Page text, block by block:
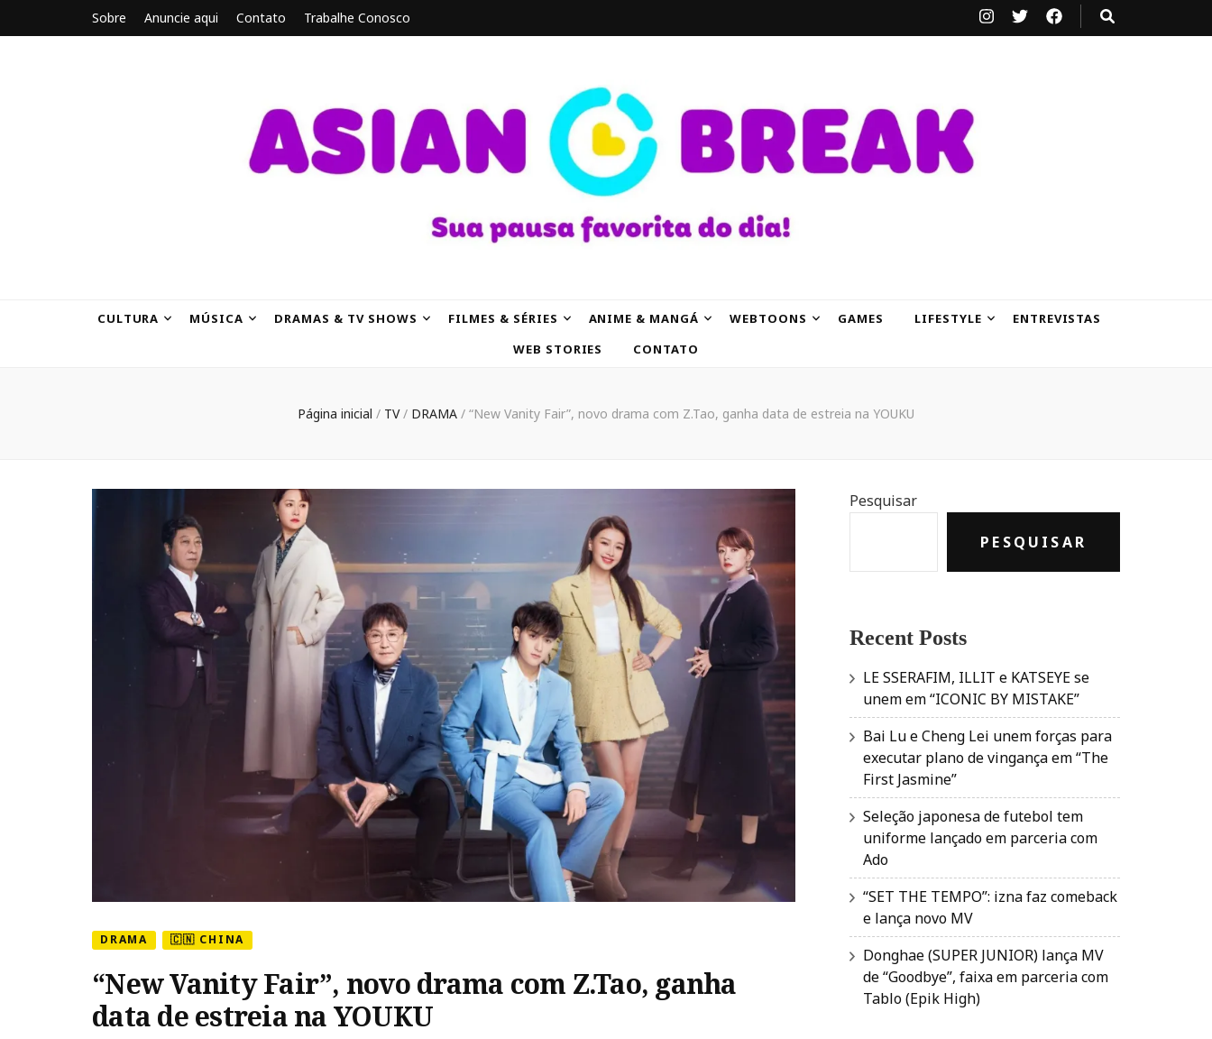
Sobre Anuncie aqui Contato Trabalhe Conosco
CULTURA MÚSICA DRAMAS & TV SHOWS FILMES & SÉRIES ANIME & MANGÁ WEBTOONS GAMES LIFESTYLE
ENTREVISTAS
WEB STORIES
CONTATO
Página inicial / TV/ DRAMA / “New Vanity Fair”, novo drama com Z.Tao, ganha data de estreia na YOUKU
DRAMA 🇨🇳 CHINA
“New Vanity Fair”, novo drama com Z.Tao, ganha
data de estreia na YOUKU
Pesquisar
PESQUISAR
Recent Posts
LE SSERAFIM, ILLIT e KATSEYE se
unem em “ICONIC BY MISTAKE”
Bai Lu e Cheng Lei unem forças para
executar plano de vingança em “The
First Jasmine”
Seleção japonesa de futebol tem
uniforme lançado em parceria com
Ado
“SET THE TEMPO”: izna faz comeback
e lança novo MV
Donghae (SUPER JUNIOR) lança MV
de “Goodbye”, faixa em parceria com
Tablo (Epik High)